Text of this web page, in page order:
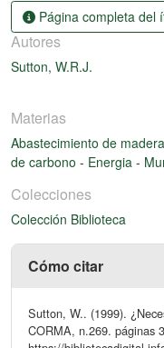
Página completa del
Autores
Sutton, W.R.J.
Materias
Abastecimiento de madera
de carbono - Energia -
Colecciones
Colección Biblioteca
Cómo citar
Sutton, W.. (1999).
CORMA, n.269. páginas